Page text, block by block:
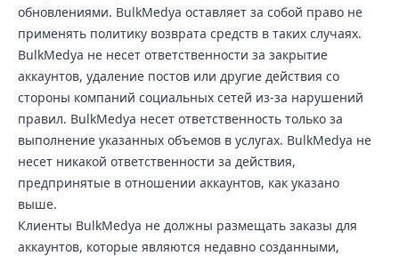
обновлениями. BulkMedya оставляет за собой право не
применять политику возврата средств в таких случаях.
BulkMedya не несет ответственности за закрытие
аккаунтов, удаление постов или другие действия со
стороны компаний социальных сетей из-за нарушений
правил. BulkMedya несет ответственность только за
выполнение указанных объемов в услугах. BulkMedya не
несет никакой ответственности за действия,
предпринятые в отношении аккаунтов, как указано
выше.
Клиенты BulkMedya не должны размещать заказы для
аккаунтов, которые являются недавно созданными,